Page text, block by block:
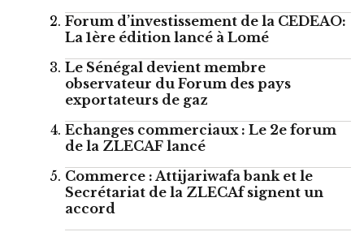
Forum d’investissement de la CEDEAO:
La 1ère édition lancé à Lomé
Le Sénégal devient membre
observateur du Forum des pays
exportateurs de gaz
Echanges commerciaux : Le 2e forum
de la ZLECAF lancé
Commerce : Attijariwafa bank et le
Secrétariat de la ZLECAf signent un
accord